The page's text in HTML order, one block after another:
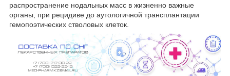
распространение нодальных масс в жизненно важные
органы, при рецидиве до аутологичной трансплантации
гемопоэтических стволовых клеток.